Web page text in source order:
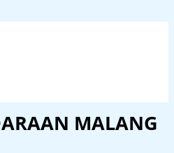
MALANG